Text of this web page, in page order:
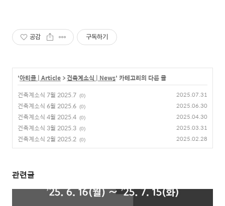
공감 구독하기
'아티클 | Article > 건축계소식 | News' 카테고리의 다른 글
건축계소식 7월 2025.7 (0) 2025.07.31
건축계소식 6월 2025.6 (0) 2025.06.30
건축계소식 4월 2025.4 (0) 2025.04.30
건축계소식 3월 2025.3 (0) 2025.03.31
건축계소식 2월 2025.2 (0) 2025.02.28
관련글